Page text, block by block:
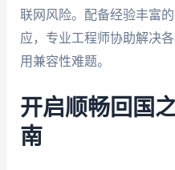
联网风险。配备经验丰富
应，专业工程师协助解决
用兼容性难题。
开启顺畅回国
南